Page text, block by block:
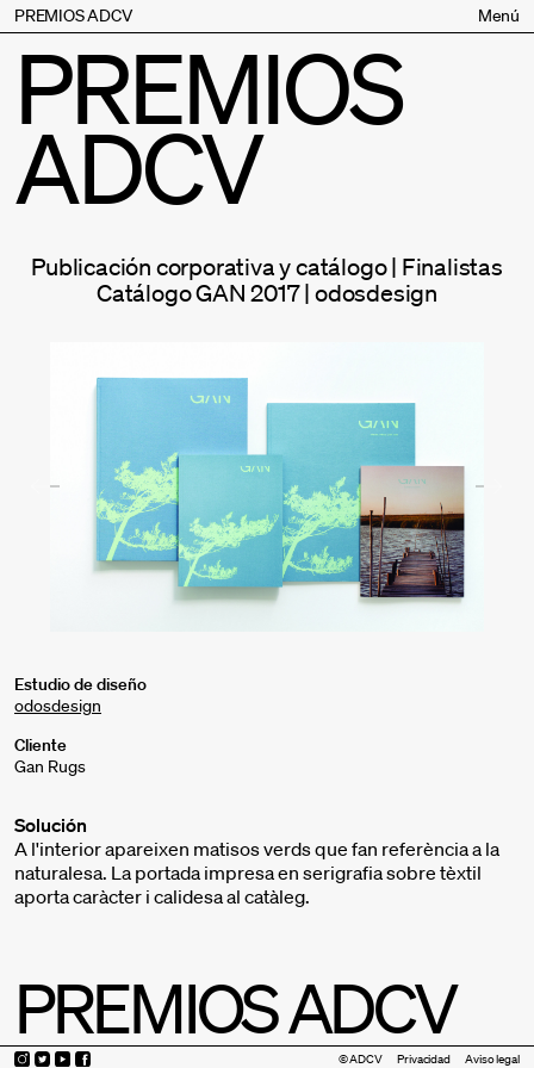
PREMIOS ADCV
Bases
Jurado
Inscripción
Palmarés
Premios especiales
Supporters
Contacto
Menú
PREMIOS
ADCV
Publicación corporativa y catálogo | Finalistas
Catálogo GAN 2017 | odosdesign
Estudio de diseño
odosdesign
Cliente
Gan Rugs
Solución
A l'interior apareixen matisos verds que fan referència a la
naturalesa. La portada impresa en serigrafia sobre tèxtil
aporta caràcter i calidesa al catàleg.
PREMIOS ADCV
© ADCV Privacidad Aviso legal